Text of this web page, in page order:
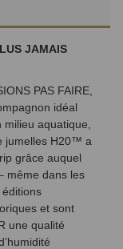
JAMAIS
PAS FAIRE,
idéal
aquatique,
jumelles H20™ a
grâce auquel
même dans les
et sont
une qualité